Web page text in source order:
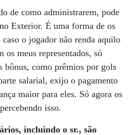
de como administrarem, pode
Exterior. É uma forma de os
caso o jogador não renda aquilo
os meus representados, só
bônus, como prêmios por gols
salarial, exijo o pagamento
maior para eles. Só agora os
isso.
incluindo o sr., são